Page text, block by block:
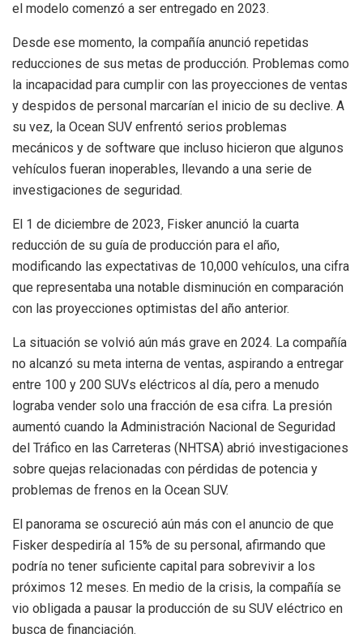
el modelo comenzó a ser entregado en 2023.
Desde ese momento, la compañía anunció repetidas
reducciones de sus metas de producción. Problemas como
la incapacidad para cumplir con las proyecciones de ventas
y despidos de personal marcarían el inicio de su declive. A
su vez, la Ocean SUV enfrentó serios problemas
mecánicos y de software que incluso hicieron que algunos
vehículos fueran inoperables, llevando a una serie de
investigaciones de seguridad.
El 1 de diciembre de 2023, Fisker anunció la cuarta
reducción de su guía de producción para el año,
modificando las expectativas de 10,000 vehículos, una cifra
que representaba una notable disminución en comparación
con las proyecciones optimistas del año anterior.
La situación se volvió aún más grave en 2024. La compañía
no alcanzó su meta interna de ventas, aspirando a entregar
entre 100 y 200 SUVs eléctricos al día, pero a menudo
lograba vender solo una fracción de esa cifra. La presión
aumentó cuando la Administración Nacional de Seguridad
del Tráfico en las Carreteras (NHTSA) abrió investigaciones
sobre quejas relacionadas con pérdidas de potencia y
problemas de frenos en la Ocean SUV.
El panorama se oscureció aún más con el anuncio de que
Fisker despediría al 15% de su personal, afirmando que
podría no tener suficiente capital para sobrevivir a los
próximos 12 meses. En medio de la crisis, la compañía se
vio obligada a pausar la producción de su SUV eléctrico en
busca de financiación.